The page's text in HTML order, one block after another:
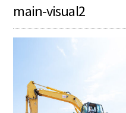
main-visual2